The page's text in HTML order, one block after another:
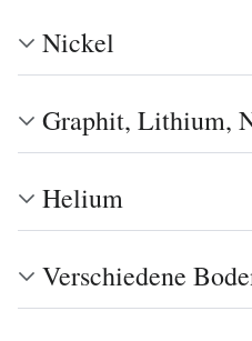
Nickel
Graphit, Lithium,
Helium
Verschiedene